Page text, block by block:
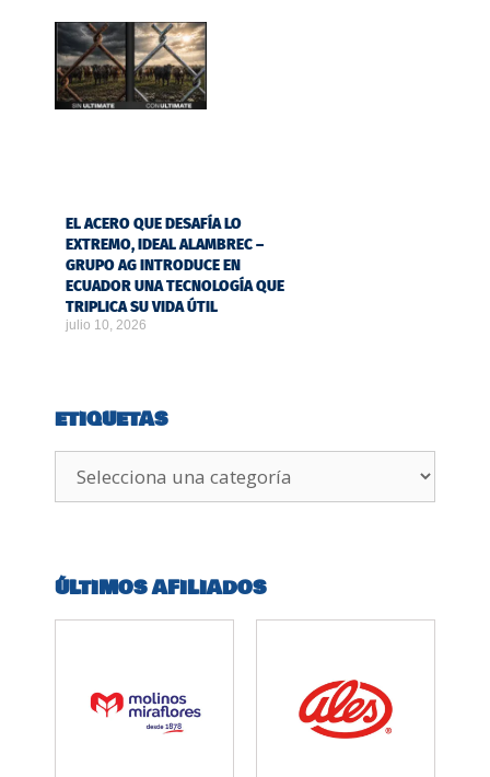
EL ACERO QUE DESAFÍA LO
EXTREMO, IDEAL ALAMBREC –
GRUPO AG INTRODUCE EN
ECUADOR UNA TECNOLOGÍA QUE
TRIPLICA SU VIDA ÚTIL
julio 10, 2026
ETIQUETAS
ÚLTIMOS AFILIADOS